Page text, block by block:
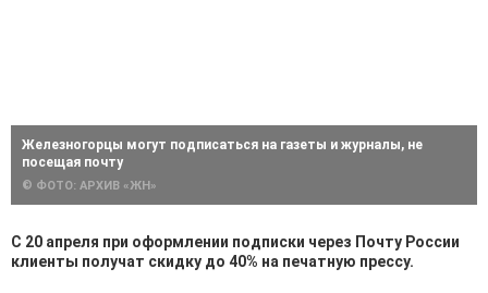
Железногорцы могут подписаться на газеты и журналы, не
посещая почту
© ФОТО: АРХИВ «ЖН»
С 20 апреля при оформлении подписки через Почту России
клиенты получат скидку до 40% на печатную прессу.